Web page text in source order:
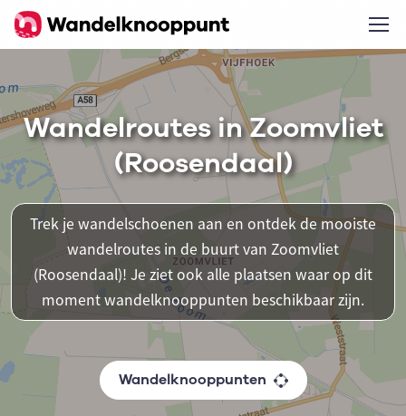
Wandelroutes in Zoomvliet
(Roosendaal)
Trek je wandelschoenen aan en ontdek de mooiste
wandelroutes in de buurt van Zoomvliet
(Roosendaal)! Je ziet ook alle plaatsen waar op dit
moment wandelknooppunten beschikbaar zijn.
Wandelknooppunten